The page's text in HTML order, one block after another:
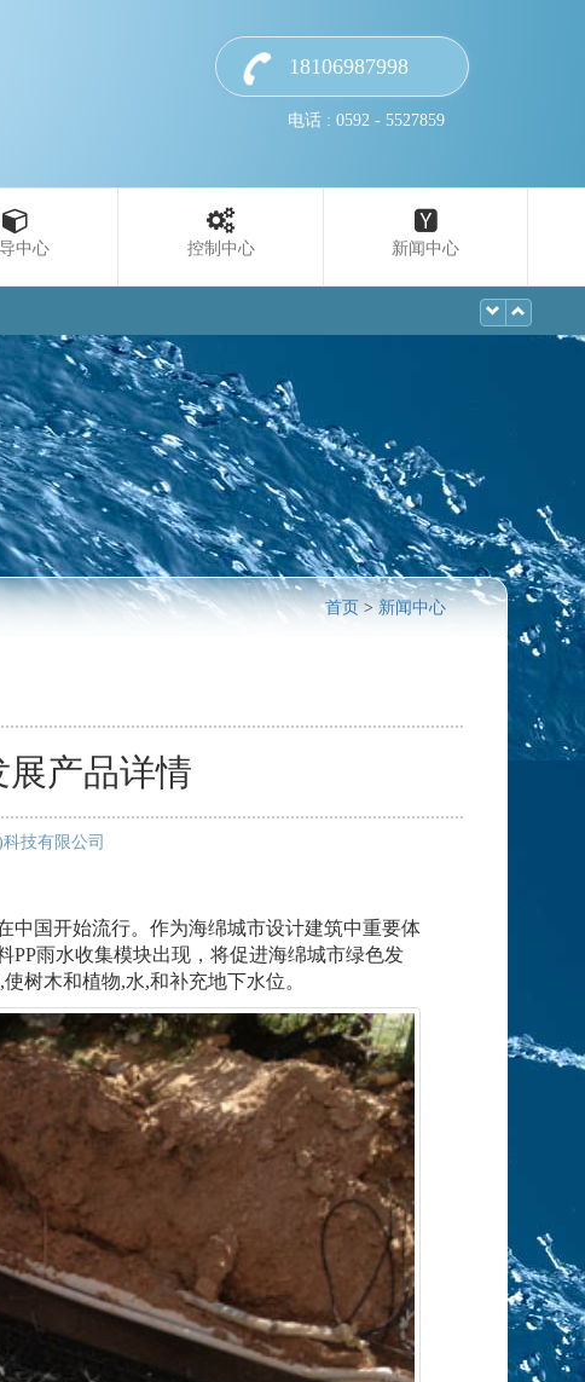
18106987998
电话 : 0592 - 5527859
中心 控制中心 新闻中心
首页 >新闻中心
展产品详情
技有限公司
国开始流行。作为海绵城市设计建筑中重要体
雨水收集模块出现，将促进海绵城市绿色发
树木和植物,水,和补充地下水位。